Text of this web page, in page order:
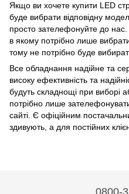
Якщо ви хочете купити LED
буде вибрати відповідну
просто зателефонуйте до
в якому потрібно лише
тому не потрібно буде
Все обладнання надійне та
високу ефективність та
будуть складнощі при виборі
потрібно лише
сайті. Є офіційним
здивують, а для постійних